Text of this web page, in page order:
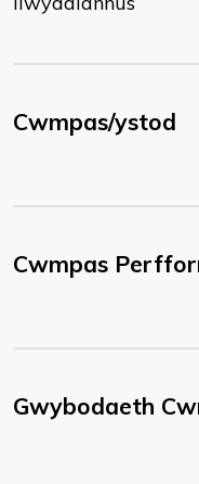
Cwmpas/ystod
Cwmpas
Gwybodaeth